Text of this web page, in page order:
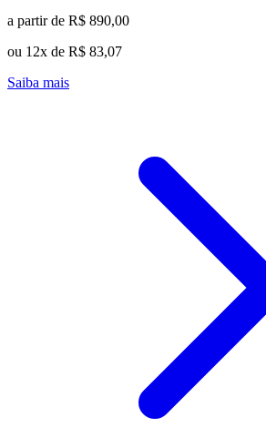
a partir de R$ 890,00
ou 12x de R$ 83,07
Saiba mais